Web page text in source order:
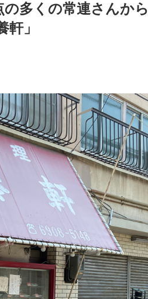
多くの常連さんから
」